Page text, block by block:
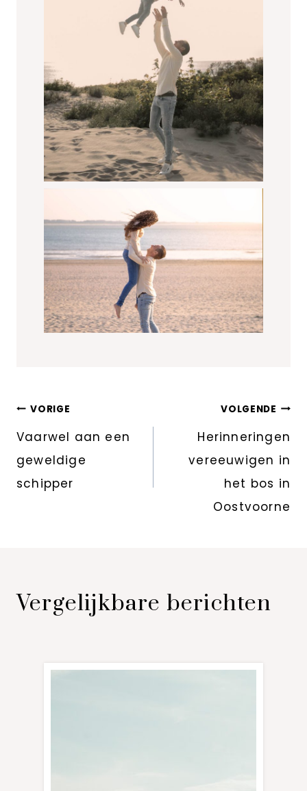
Bericht
navigatie
VORIGE
Vaarwel aan een
geweldige
schipper
VOLGENDE
Herinneringen
vereeuwigen in
het bos in
Oostvoorne
Vergelijkbare berichten